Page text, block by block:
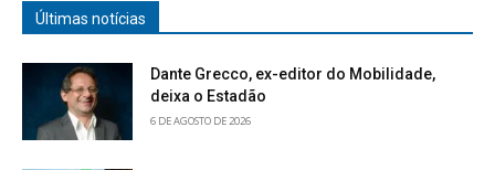
Últimas notícias
Dante Grecco, ex-editor do Mobilidade,
deixa o Estadão
6 DE AGOSTO DE 2026